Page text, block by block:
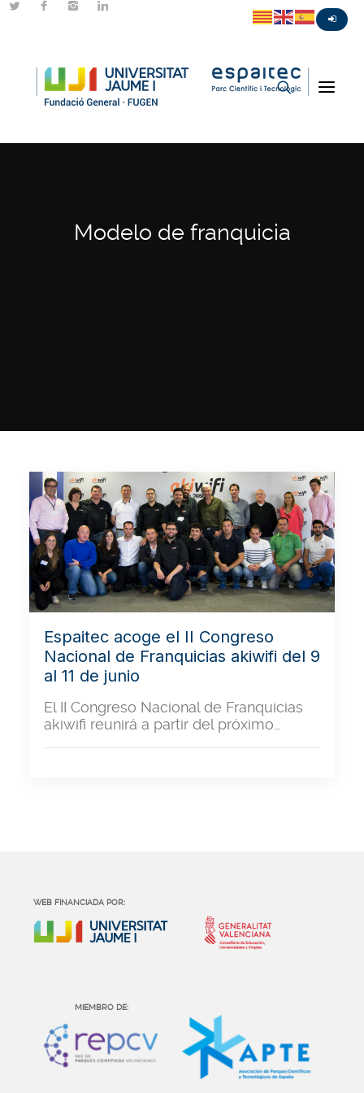
Modelo de franquicia
Espaitec acoge el II Congreso
Nacional de Franquicias akiwifi del 9
al 11 de junio
El II Congreso Nacional de Franquicias
akiwifi reunirá a partir del próximo…
WEB FINANCIADA POR:
MIEMBRO DE: